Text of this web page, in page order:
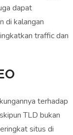
dapat
di kalangan
traffic dan
terhadap
TLD bukan
situs di